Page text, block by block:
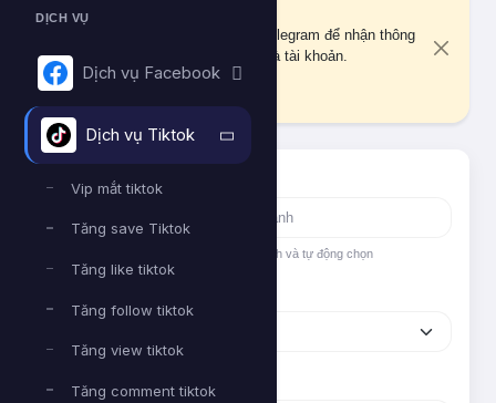
DỊCH VỤ
Dịch vụ Facebook
Dịch vụ Tiktok
Vip mắt tiktok
Tăng save Tiktok
Tăng like tiktok
Tăng follow tiktok
Tăng view tiktok
Tăng comment tiktok
Bạn chưa liên kết tài khoản Telegram để nhận thông
báo quan trọng về đơn hàng và tài khoản.
Tìm nhanh dịch vụ
Nhập tên hoặc ID dịch vụ để tìm kiếm nhanh và tự động chọn